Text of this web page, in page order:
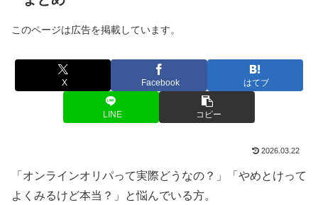
このページは広告を掲載しています。
X Facebook はてブ
LINE コピー
2026.03.22
「オンラインオリパって実際どうなの？」「やめとけって
よくみるけど本当？」と悩んでいる方。